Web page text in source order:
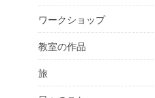
ワークショップ
教室の作品
旅